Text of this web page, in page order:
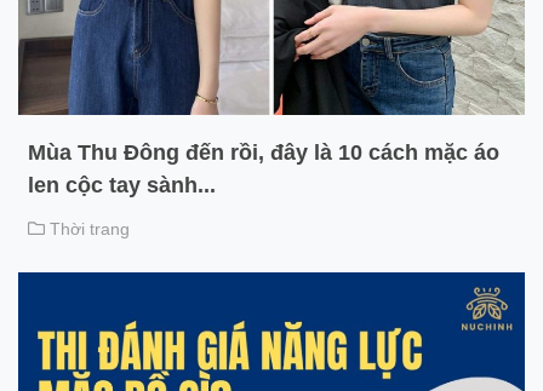
Mùa Thu Đông đến rồi, đây là 10 cách mặc áo
len cộc tay sành...
Thời trang